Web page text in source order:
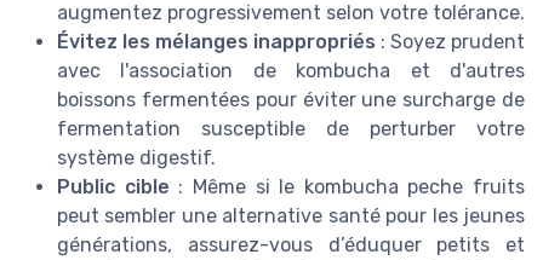
augmentez progressivement selon votre tolérance.
Évitez les mélanges inappropriés : Soyez prudent
avec l'association de kombucha et d'autres
boissons fermentées pour éviter une surcharge de
fermentation susceptible de perturber votre
système digestif.
Public cible : Même si le kombucha peche fruits
peut sembler une alternative santé pour les jeunes
générations, assurez-vous d’éduquer petits et